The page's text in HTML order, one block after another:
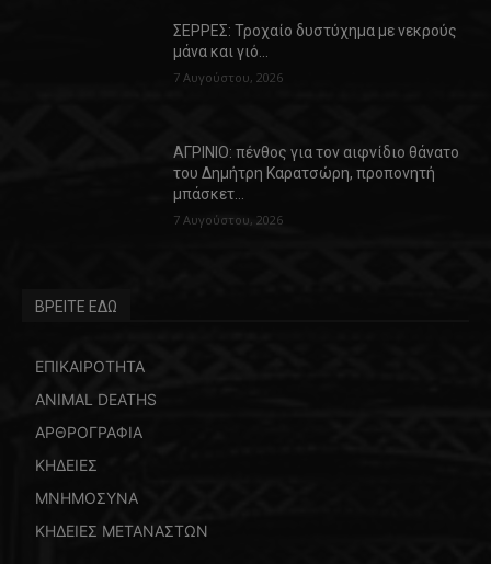
ΣΕΡΡΕΣ: Τροχαίο δυστύχημα με νεκρούς
μάνα και γιό…
7 Αυγούστου, 2026
ΑΓΡΙΝΙΟ: πένθος για τον αιφνίδιο θάνατο
του Δημήτρη Καρατσώρη, προπονητή
μπάσκετ…
7 Αυγούστου, 2026
ΒΡΕΙΤΕ ΕΔΩ
ΕΠΙΚΑΙΡΟΤΗΤΑ
ANIMAL DEATHS
ΑΡΘΡΟΓΡΑΦΙΑ
ΚΗΔΕΙΕΣ
ΜΝΗΜΟΣΥΝΑ
ΚΗΔΕΙΕΣ ΜΕΤΑΝΑΣΤΩΝ